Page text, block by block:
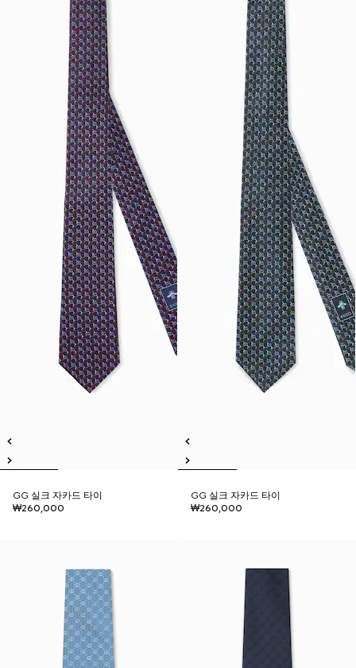
GG 실크 자카드 타이
₩260,000
GG 실크 자카드 타이
₩260,000